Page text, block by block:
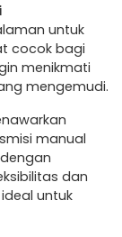
untuk
cocok bagi
menikmati
mengemudi.
manual
dan
untuk